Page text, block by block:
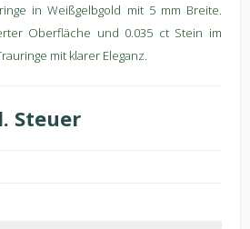
in Weißgelbgold mit 5 mm Breite.
Oberfläche und 0.035 ct Stein im
mit klarer Eleganz.
Steuer